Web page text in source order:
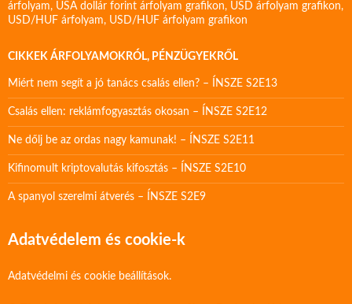
árfolyam, USA dollár forint árfolyam grafikon, USD árfolyam grafikon,
USD/HUF árfolyam, USD/HUF árfolyam grafikon
CIKKEK ÁRFOLYAMOKRÓL, PÉNZÜGYEKRŐL
Miért nem segít a jó tanács csalás ellen? – ÍNSZE S2E13
Csalás ellen: reklámfogyasztás okosan – ÍNSZE S2E12
Ne dőlj be az ordas nagy kamunak! – ÍNSZE S2E11
Kifinomult kriptovalutás kifosztás – ÍNSZE S2E10
A spanyol szerelmi átverés – ÍNSZE S2E9
Adatvédelem és cookie-k
Adatvédelmi és cookie beállítások.